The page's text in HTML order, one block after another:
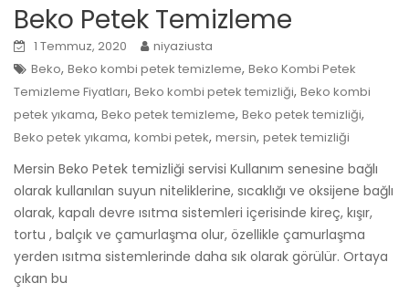
Beko Petek Temizleme
1 Temmuz, 2020
niyaziusta
Beko, Beko kombi petek temizleme, Beko Kombi Petek
Temizleme Fiyatları, Beko kombi petek temizliği, Beko kombi
petek yıkama, Beko petek temizleme, Beko petek temizliği,
Beko petek yıkama, kombi petek, mersin, petek temizliği
Mersin Beko Petek temizliği servisi Kullanım senesine bağlı
olarak kullanılan suyun niteliklerine, sıcaklığı ve oksijene bağlı
olarak, kapalı devre ısıtma sistemleri içerisinde kireç, kışır,
tortu , balçık ve çamurlaşma olur, özellikle çamurlaşma
yerden ısıtma sistemlerinde daha sık olarak görülür. Ortaya
çıkan bu